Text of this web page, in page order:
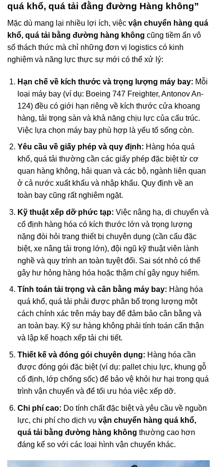
quá khổ, quá tải đằng đường Hàng không”
Mặc dù mang lại nhiều lợi ích, việc vận chuyển hàng quá
khổ, quá tải bằng đường hàng không cũng tiềm ẩn vô
số thách thức mà chỉ những đơn vị logistics có kinh
nghiệm và năng lực thực sự mới có thể xử lý:
Hạn chế về kích thước và trọng lượng máy bay: Mỗi
loại máy bay (ví dụ: Boeing 747 Freighter, Antonov An-
124) đều có giới hạn riêng về kích thước cửa khoang
hàng, tải trọng sàn và khả năng chịu lực của cấu trúc.
Việc lựa chọn máy bay phù hợp là yếu tố sống còn.
Yêu cầu về giấy phép và quy định: Hàng hóa quá
khổ, quá tải thường cần các giấy phép đặc biệt từ cơ
quan hàng không, hải quan và các bộ, ngành liên quan
ở cả nước xuất khẩu và nhập khẩu. Quy định về an
toàn bay cũng rất nghiêm ngặt.
Kỹ thuật xếp dỡ phức tạp: Việc nâng hạ, di chuyển và
cố định hàng hóa có kích thước lớn và trọng lượng
nặng đòi hỏi trang thiết bị chuyên dụng (cần cẩu đặc
biệt, xe nâng tải trọng lớn), đội ngũ kỹ thuật viên lành
nghề và quy trình an toàn tuyệt đối. Sai sót nhỏ có thể
gây hư hỏng hàng hóa hoặc thậm chí gây nguy hiểm.
Tính toán tải trọng và cân bằng máy bay: Hàng hóa
quá khổ, quá tải phải được phân bổ trọng lượng một
cách chính xác trên máy bay để đảm bảo cân bằng và
an toàn bay. Kỹ sư hàng không phải tính toán cẩn thận
và lập kế hoạch xếp tải chi tiết.
Thiết kế và đóng gói chuyên dụng: Hàng hóa cần
được đóng gói đặc biệt (ví dụ: pallet chịu lực, khung gỗ
cố định, lớp chống sốc) để bảo vệ khỏi hư hại trong quá
trình vận chuyển và để tối ưu hóa việc xếp dỡ.
Chi phí cao: Do tính chất đặc biệt và yêu cầu về nguồn
lực, chi phí cho dịch vụ vận chuyển hàng quá khổ,
quá tải bằng đường hàng không thường cao hơn
đáng kể so với các loại hình vận chuyển khác.